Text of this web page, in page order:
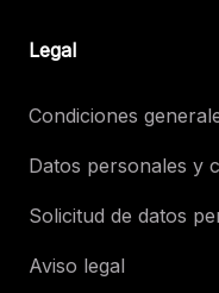
Legal
Condiciones
Datos personales y
Solicitud de datos
Aviso legal